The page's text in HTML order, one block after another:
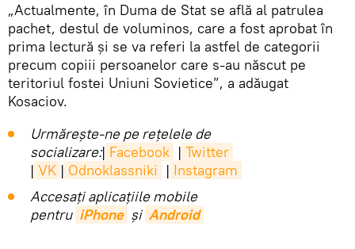
„Actualmente, în Duma de Stat se află al patrulea
pachet, destul de voluminos, care a fost aprobat în
prima lectură și se va referi la astfel de categorii
precum copiii persoanelor care s-au născut pe
teritoriul fostei Uniuni Sovietice”, a adăugat
Kosaciov.
Urmărește-ne pe rețelele de
socializare:| Facebook | Twitter
| VK | Odnoklassniki | Instagram
Accesaţi aplicaţiile mobile
pentru iPhone și Android